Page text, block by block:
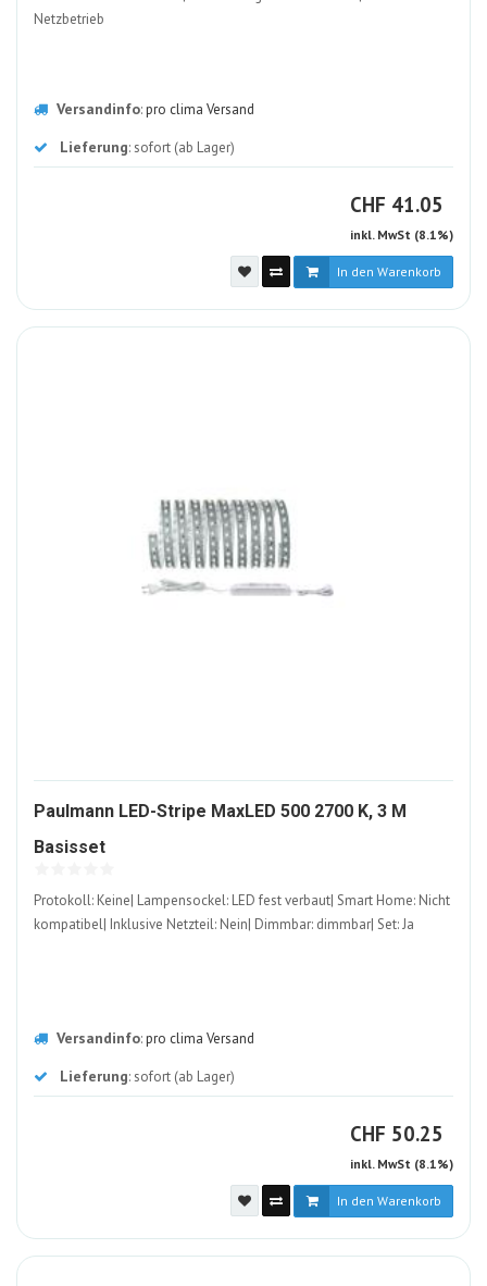
Netzbetrieb
Versandinfo:pro clima Versand
Lieferung: sofort (ab Lager)
CHF CHF
41.05
inkl. MwSt (8.1%)
In den Warenkorb
Paulmann LED-Stripe MaxLED 500 2700 K, 3 M
Basisset1210904-
Protokoll: Keine| Lampensockel: LED fest verbaut| Smart Home: Nicht
kompatibel| Inklusive Netzteil: Nein| Dimmbar: dimmbar| Set: Ja
Versandinfo:pro clima Versand
Lieferung: sofort (ab Lager)
CHF CHF
50.25
inkl. MwSt (8.1%)
In den Warenkorb